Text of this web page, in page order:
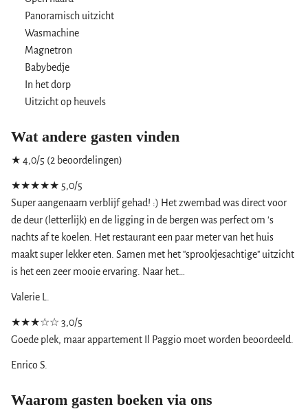
Panoramisch uitzicht
Wasmachine
Magnetron
Babybedje
In het dorp
Uitzicht op heuvels
Wat andere gasten vinden
★ 4,0/5 (2 beoordelingen)
★★★★★ 5,0/5
Super aangenaam verblijf gehad! :) Het zwembad was direct voor
de deur (letterlijk) en de ligging in de bergen was perfect om 's
nachts af te koelen. Het restaurant een paar meter van het huis
maakt super lekker eten. Samen met het "sprookjesachtige" uitzicht
is het een zeer mooie ervaring. Naar het…
Valerie L.
★★★☆☆ 3,0/5
Goede plek, maar appartement Il Paggio moet worden beoordeeld.
Enrico S.
Waarom gasten boeken via ons